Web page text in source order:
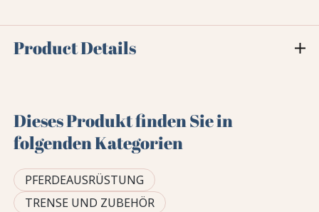
Product Details
Dieses Produkt finden Sie in
folgenden Kategorien
PFERDEAUSRÜSTUNG
TRENSE UND ZUBEHÖR